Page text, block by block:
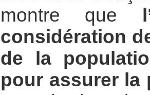
montre que
considération
de la
pour assurer la